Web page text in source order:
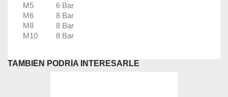
M5 6 Bar
M6 8 Bar
M8 8 Bar
M10 8 Bar
TAMBIÉN PODRÍA INTERESARLE